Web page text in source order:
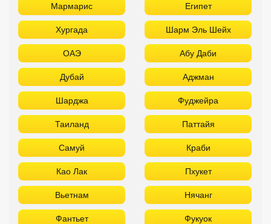
Мармарис Египет
Хургада Шарм Эль Шейх
ОАЭ Абу Даби
Дубай Аджман
Шарджа Фуджейра
Таиланд Паттайя
Самуй Краби
Као Лак Пхукет
Вьетнам Нячанг
Фантьет Фукуок